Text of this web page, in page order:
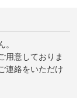
用意しておりま
連絡をいただけ